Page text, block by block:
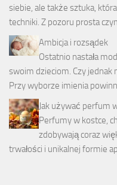
siebie, ale także sztuka,
techniki. Z pozoru prosta
Ambicja i rozsądek
Ostatnio nastała
swoim dzieciom. Czy jednak
Przy wyborze imienia
Jak używać perfum
Perfumy w kostce,
zdobywają coraz
trwałości i unikalnej formie